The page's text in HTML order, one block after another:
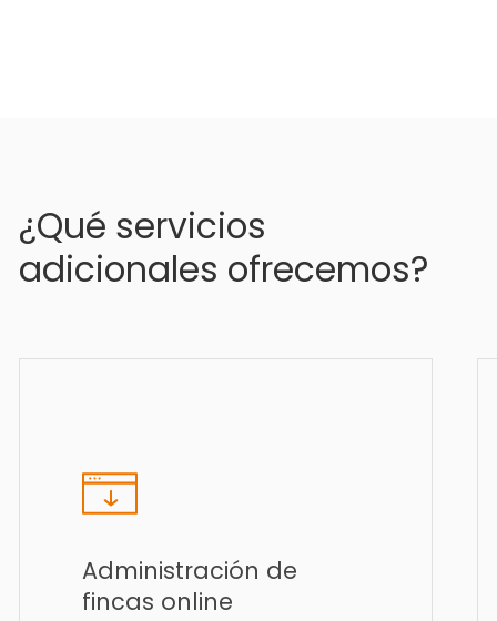
¿Qué servicios
adicionales ofrecemos?
Administración de
fincas online